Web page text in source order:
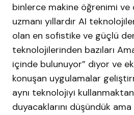
binlerce makine öğrenimi
uzmanı yıllardır AI
olan en sofistike ve güçlü
teknolojilerinden bazıları
içinde bulunuyor” diyor ve
konuşan uygulamalar
aynı teknolojiyi
duyacaklarını düşündük ama